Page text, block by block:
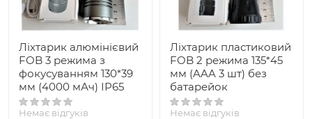
Ліхтарик алюмінієвий
FOB 3 режима з
фокусуванням 130*39
мм (4000 мАч) IP65
Немає відгуків
Ліхтарик пластиковий
FOB 2 режима 135*45
мм (AAA 3 шт) без
батарейок
Немає відгуків